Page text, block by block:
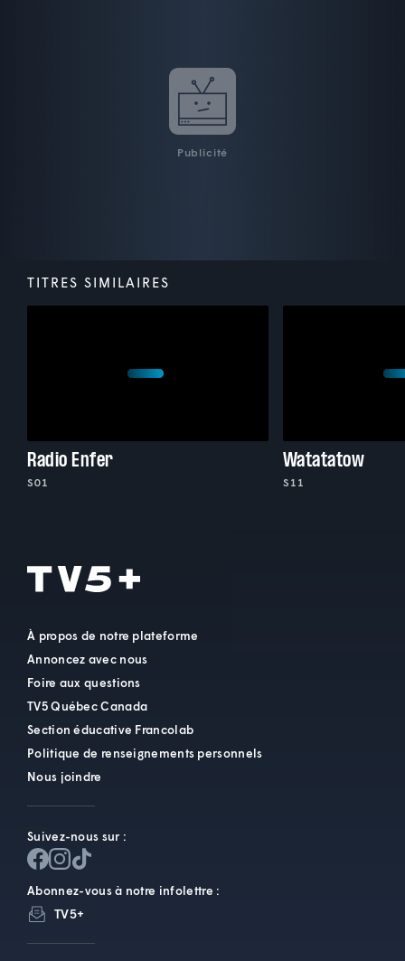
Publicité
TITRES SIMILAIRES
Radio Enfer
S01
Watatatow
S11
À propos de notre plateforme
Annoncez avec nous
Foire aux questions
TV5 Québec Canada
Section éducative Francolab
Politique de renseignements personnels
Nous joindre
Suivez-nous sur :
Abonnez-vous à notre infolettre :
TV5+